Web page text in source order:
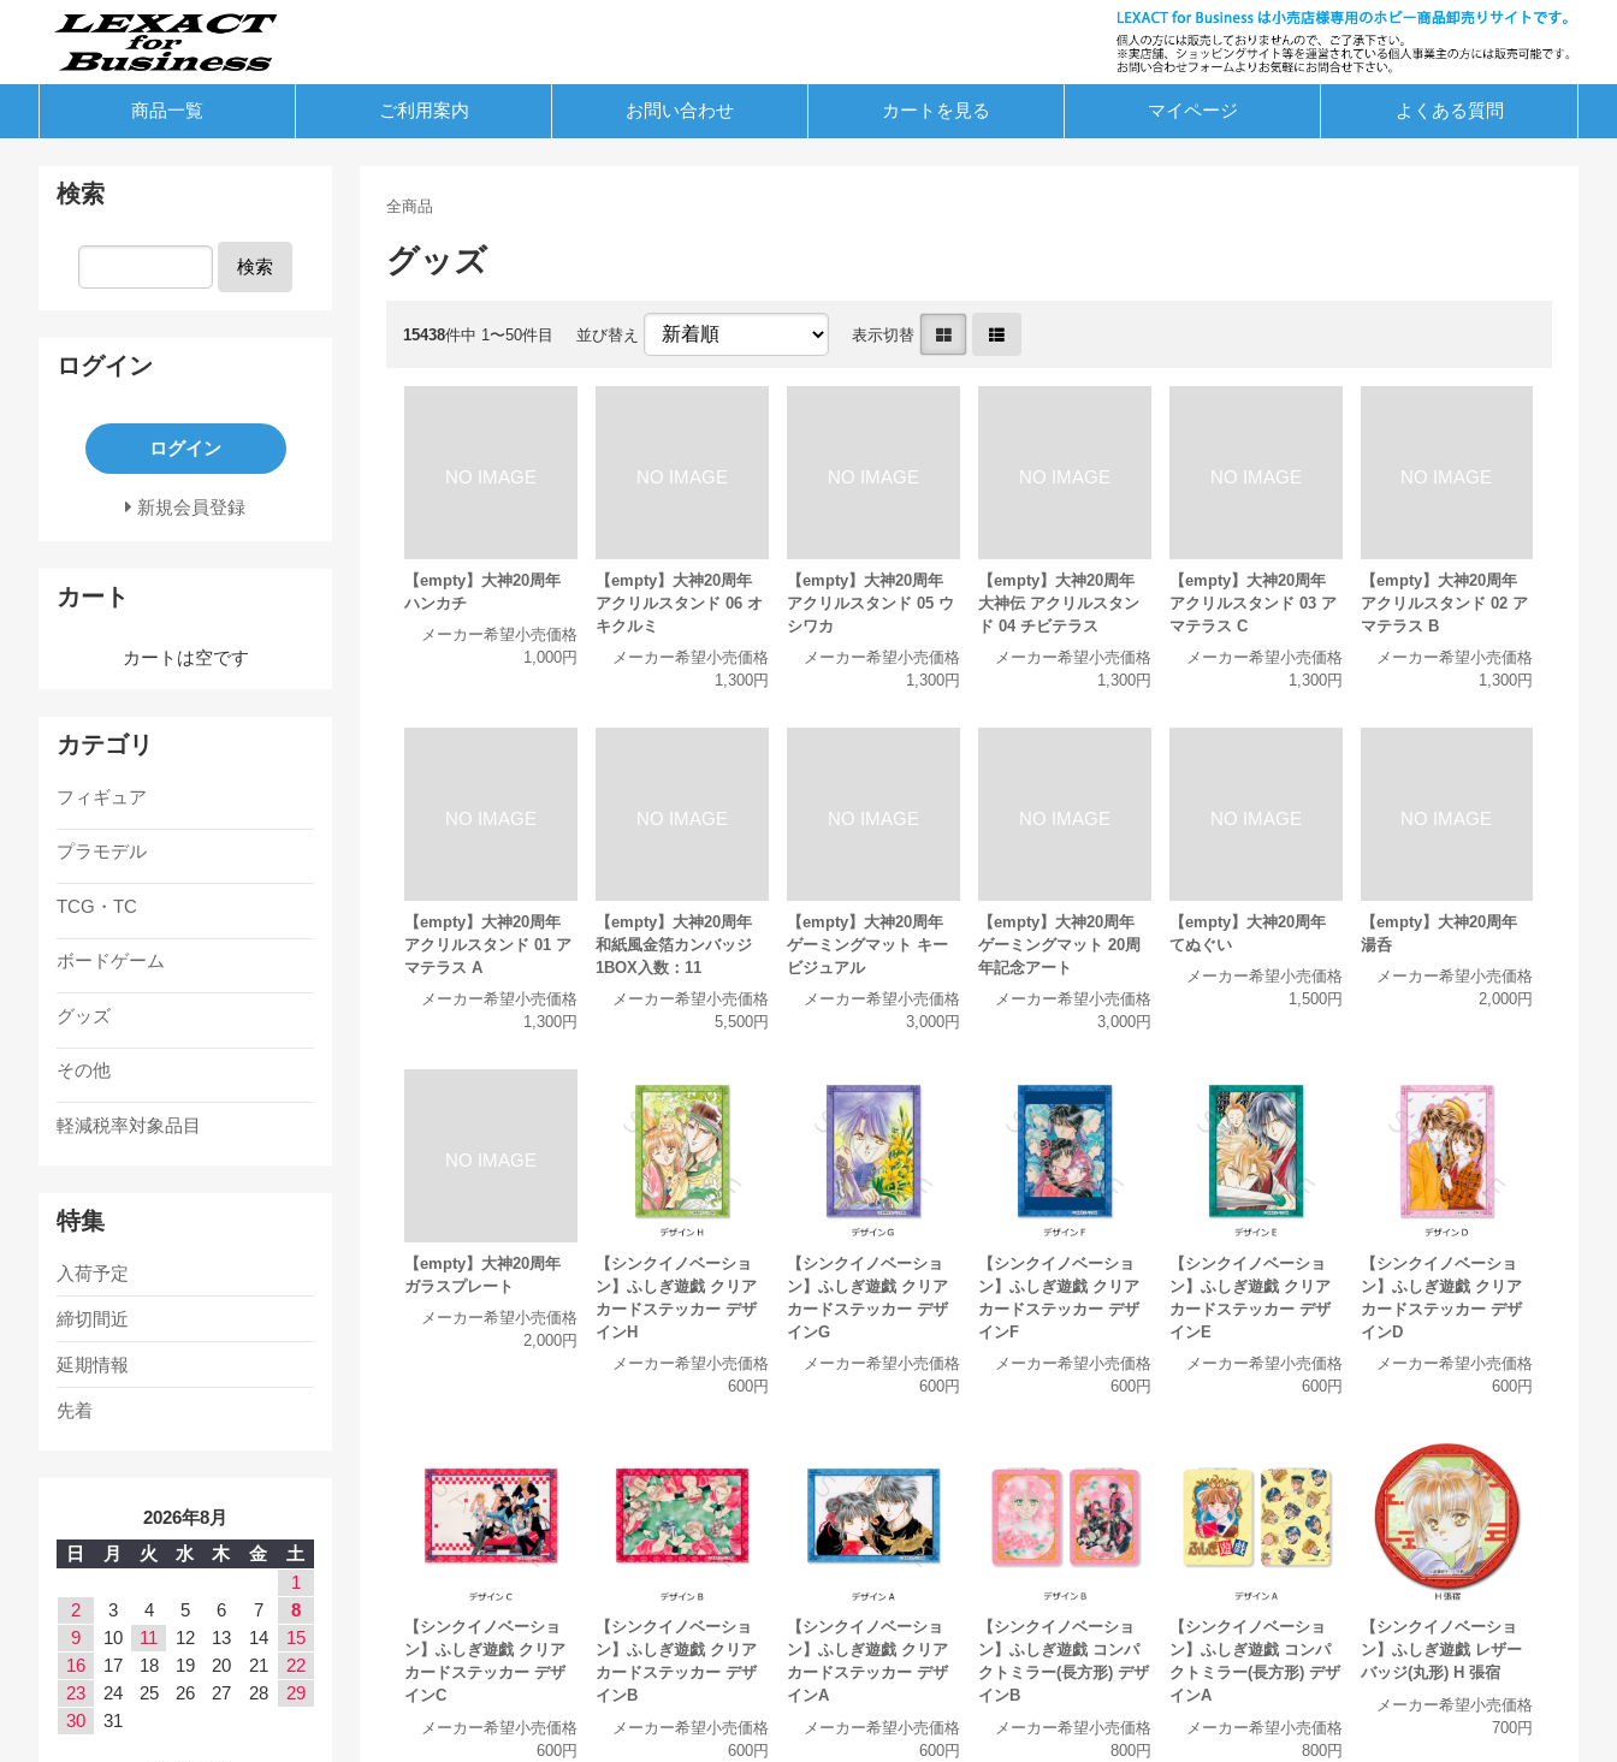
商品一覧 ご利用案内 お問い合わせ カートを見る マイページ よくある質問
全商品
グッズ
15438件中 1〜50件目 並び替え 表示切替
【empty】大神20周年
ハンカチ
メーカー希望小売価格
1,000円
【empty】大神20周年
アクリルスタンド 06 オ
キクルミ
メーカー希望小売価格
1,300円
【empty】大神20周年
アクリルスタンド 05 ウ
シワカ
メーカー希望小売価格
1,300円
【empty】大神20周年
大神伝 アクリルスタン
ド 04 チビテラス
メーカー希望小売価格
1,300円
【empty】大神20周年
アクリルスタンド 03 ア
マテラス C
メーカー希望小売価格
1,300円
【empty】大神20周年
アクリルスタンド 02 ア
マテラス B
メーカー希望小売価格
1,300円
【empty】大神20周年
アクリルスタンド 01 ア
マテラス A
メーカー希望小売価格
1,300円
【empty】大神20周年
和紙風金箔カンバッジ
1BOX入数：11
メーカー希望小売価格
5,500円
【empty】大神20周年
ゲーミングマット キー
ビジュアル
メーカー希望小売価格
3,000円
【empty】大神20周年
ゲーミングマット 20周
年記念アート
メーカー希望小売価格
3,000円
【empty】大神20周年
てぬぐい
メーカー希望小売価格
1,500円
【empty】大神20周年
湯呑
メーカー希望小売価格
2,000円
【empty】大神20周年
ガラスプレート
メーカー希望小売価格
2,000円
【シンクイノベーショ
ン】ふしぎ遊戯 クリア
カードステッカー デザ
インH
メーカー希望小売価格
600円
【シンクイノベーショ
ン】ふしぎ遊戯 クリア
カードステッカー デザ
インG
メーカー希望小売価格
600円
【シンクイノベーショ
ン】ふしぎ遊戯 クリア
カードステッカー デザ
インF
メーカー希望小売価格
600円
【シンクイノベーショ
ン】ふしぎ遊戯 クリア
カードステッカー デザ
インE
メーカー希望小売価格
600円
【シンクイノベーショ
ン】ふしぎ遊戯 クリア
カードステッカー デザ
インD
メーカー希望小売価格
600円
【シンクイノベーショ
ン】ふしぎ遊戯 クリア
カードステッカー デザ
インC
メーカー希望小売価格
600円
【シンクイノベーショ
ン】ふしぎ遊戯 クリア
カードステッカー デザ
インB
メーカー希望小売価格
600円
【シンクイノベーショ
ン】ふしぎ遊戯 クリア
カードステッカー デザ
インA
メーカー希望小売価格
600円
【シンクイノベーショ
ン】ふしぎ遊戯 コンパ
クトミラー(長方形) デザ
インB
メーカー希望小売価格
800円
【シンクイノベーショ
ン】ふしぎ遊戯 コンパ
クトミラー(長方形) デザ
インA
メーカー希望小売価格
800円
【シンクイノベーショ
ン】ふしぎ遊戯 レザー
バッジ(丸形) H 張宿
メーカー希望小売価格
700円
検索
検索
ログイン
ログイン
新規会員登録
カート
カートは空です
カテゴリ
フィギュア
プラモデル
TCG・TC
ボードゲーム
グッズ
その他
軽減税率対象品目
特集
入荷予定
締切間近
延期情報
先着
2026年8月
日
月 火 水 木 金
土
1
2
3 4 5 6 7
8
9
10 11 12 13 14
15
16
17 18 19 20 21
22
23
24 25 26 27 28
29
30
31